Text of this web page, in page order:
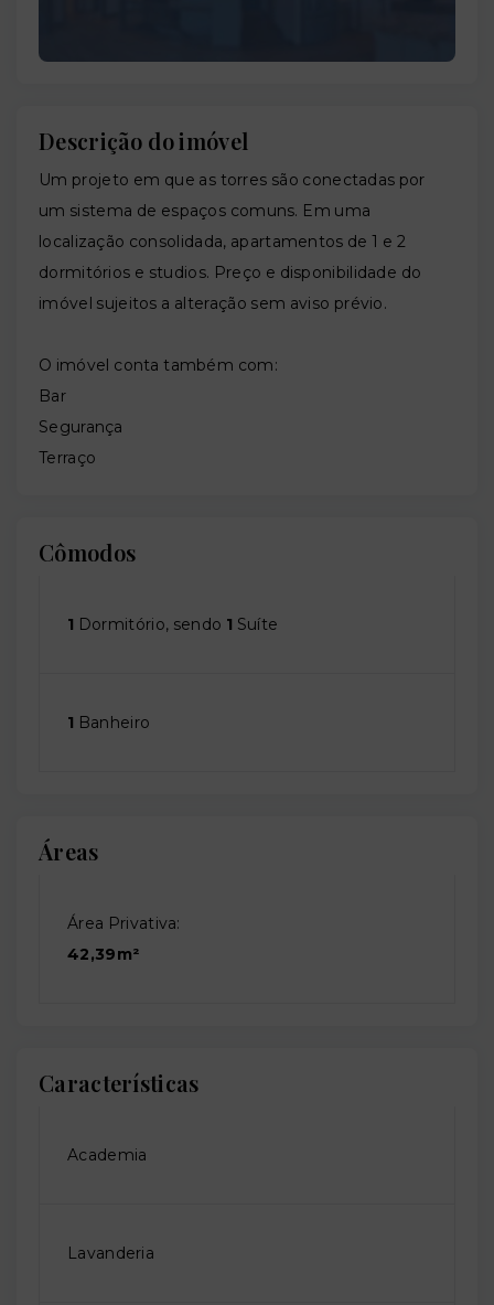
Descrição do imóvel
Um projeto em que as torres são conectadas por
um sistema de espaços comuns. Em uma
localização consolidada, apartamentos de 1 e 2
dormitórios e studios. Preço e disponibilidade do
imóvel sujeitos a alteração sem aviso prévio.
O imóvel conta também com:
Bar
Segurança
Terraço
Cômodos
1 Dormitório, sendo 1 Suíte
1 Banheiro
Áreas
Área Privativa:
42,39m²
Características
Academia
Lavanderia